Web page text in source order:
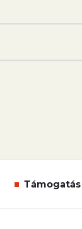
Támogatás